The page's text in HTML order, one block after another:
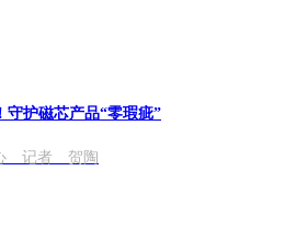
守护磁芯产品“零瑕疵”
心 记者 贺陶